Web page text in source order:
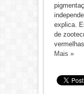
explica.
de
Mais »